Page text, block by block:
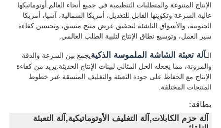
آلة مدرعة
آلة التغليف
آلة تويست واحدة
آلة الكابلات
الإنتاج المتنوعة والمتطلبات التنظيمية في جميع أنحاء العالم.أوتوماتيكها
عالية السرعة وتكوينها القابل للتعديل، أمريكا الشمالية، آسيا، أمريكا
الجنوبية، والأسواق الناشئة لتحقيق عرض منتج متسق، وتحسين كفاءة
سير العمل، وتوسيع نطاق الإنتاج لتلبية الطلب العالمي.
الـآلة تعبئة الشاشة الملموسة الذكيةيجمع بين السرعة والدقة
والمرونة، مما يجعله الحل المثالي لبيئات الإنتاج الحديثة.يزيد من كفاءة
الإنتاج مع الحفاظ على جودة التعبئة والتغليف المتسقة عبر خطوط
المنتجات المختلفة.
بطاقة:
آلة حزم الكابلات,آلة التغليف الأوتوماتيكية,آلة التعبئة